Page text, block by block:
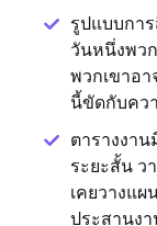
รูปแบบกา
วันหนึ่งพว
พวกเขาอ
นี้ขัดกับคว
ตารางงา
ระยะสั้น ว
เคยวางแ
ประสานง